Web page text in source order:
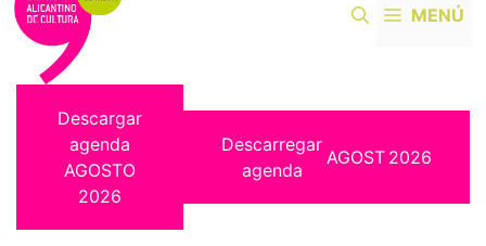
MENÚ
Descargar
agenda
AGOSTO
2026
Descarregar
agenda
AGOST 2026